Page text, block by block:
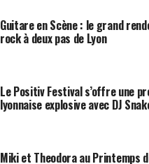
Guitare en Scène : le grand
rock à deux pas de Lyon
Le Positiv Festival s’offre une
lyonnaise explosive avec DJ
Miki et Theodora au Printemps